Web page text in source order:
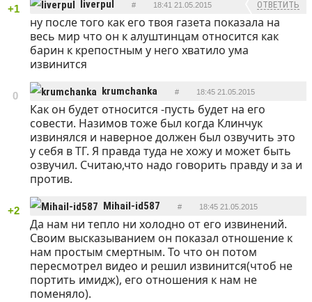
+1 liverpul # 18:41 21.05.2015 ОТВЕТИТЬ
ну после того как его твоя газета показала на
весь мир что он к алуштинцам относится как
барин к крепостным у него хватило ума
извинится
0 krumchanka # 18:45 21.05.2015
ОТВЕТИТЬ
Как он будет относится -пусть будет на его
совести. Назимов тоже был когда Клинчук
извинялся и наверное должен был озвучить это
у себя в ТГ. Я правда туда не хожу и может быть
озвучил. Считаю,что надо говорить правду и за и
против.
+2 Mihail-id587 # 18:45 21.05.2015
ОТВЕТИТЬ
Да нам ни тепло ни холодно от его извинений.
Своим высказыванием он показал отношение к
нам простым смертным. То что он потом
пересмотрел видео и решил извинится(чтоб не
портить имидж), его отношения к нам не
поменяло).